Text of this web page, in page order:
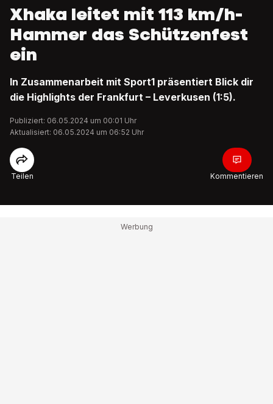
Xhaka leitet mit 113 km/h-
Hammer das Schützenfest
ein
In Zusammenarbeit mit Sport1 präsentiert Blick dir
die Highlights der Frankfurt – Leverkusen (1:5).
Publiziert: 06.05.2024 um 00:01 Uhr
Aktualisiert: 06.05.2024 um 06:52 Uhr
Teilen Kommentieren